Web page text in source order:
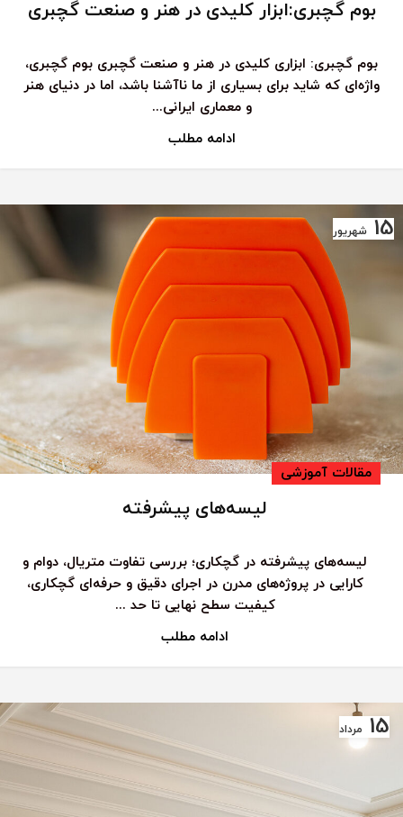
بوم گچبری:ابزار کلیدی در هنر و صنعت گچبری
بوم گچبری: ابزاری کلیدی در هنر و صنعت گچبری بوم گچبری،
واژه‌ای که شاید برای بسیاری از ما ناآشنا باشد، اما در دنیای هنر
و معماری ایرانی...
ادامه مطلب
15 شهریور
مقالات آموزشی
لیسه‌های پیشرفته
لیسه‌های پیشرفته در گچکاری؛ بررسی تفاوت متریال، دوام و
کارایی در پروژه‌های مدرن در اجرای دقیق و حرفه‌ای گچکاری،
کیفیت سطح نهایی تا حد ...
ادامه مطلب
15 مرداد